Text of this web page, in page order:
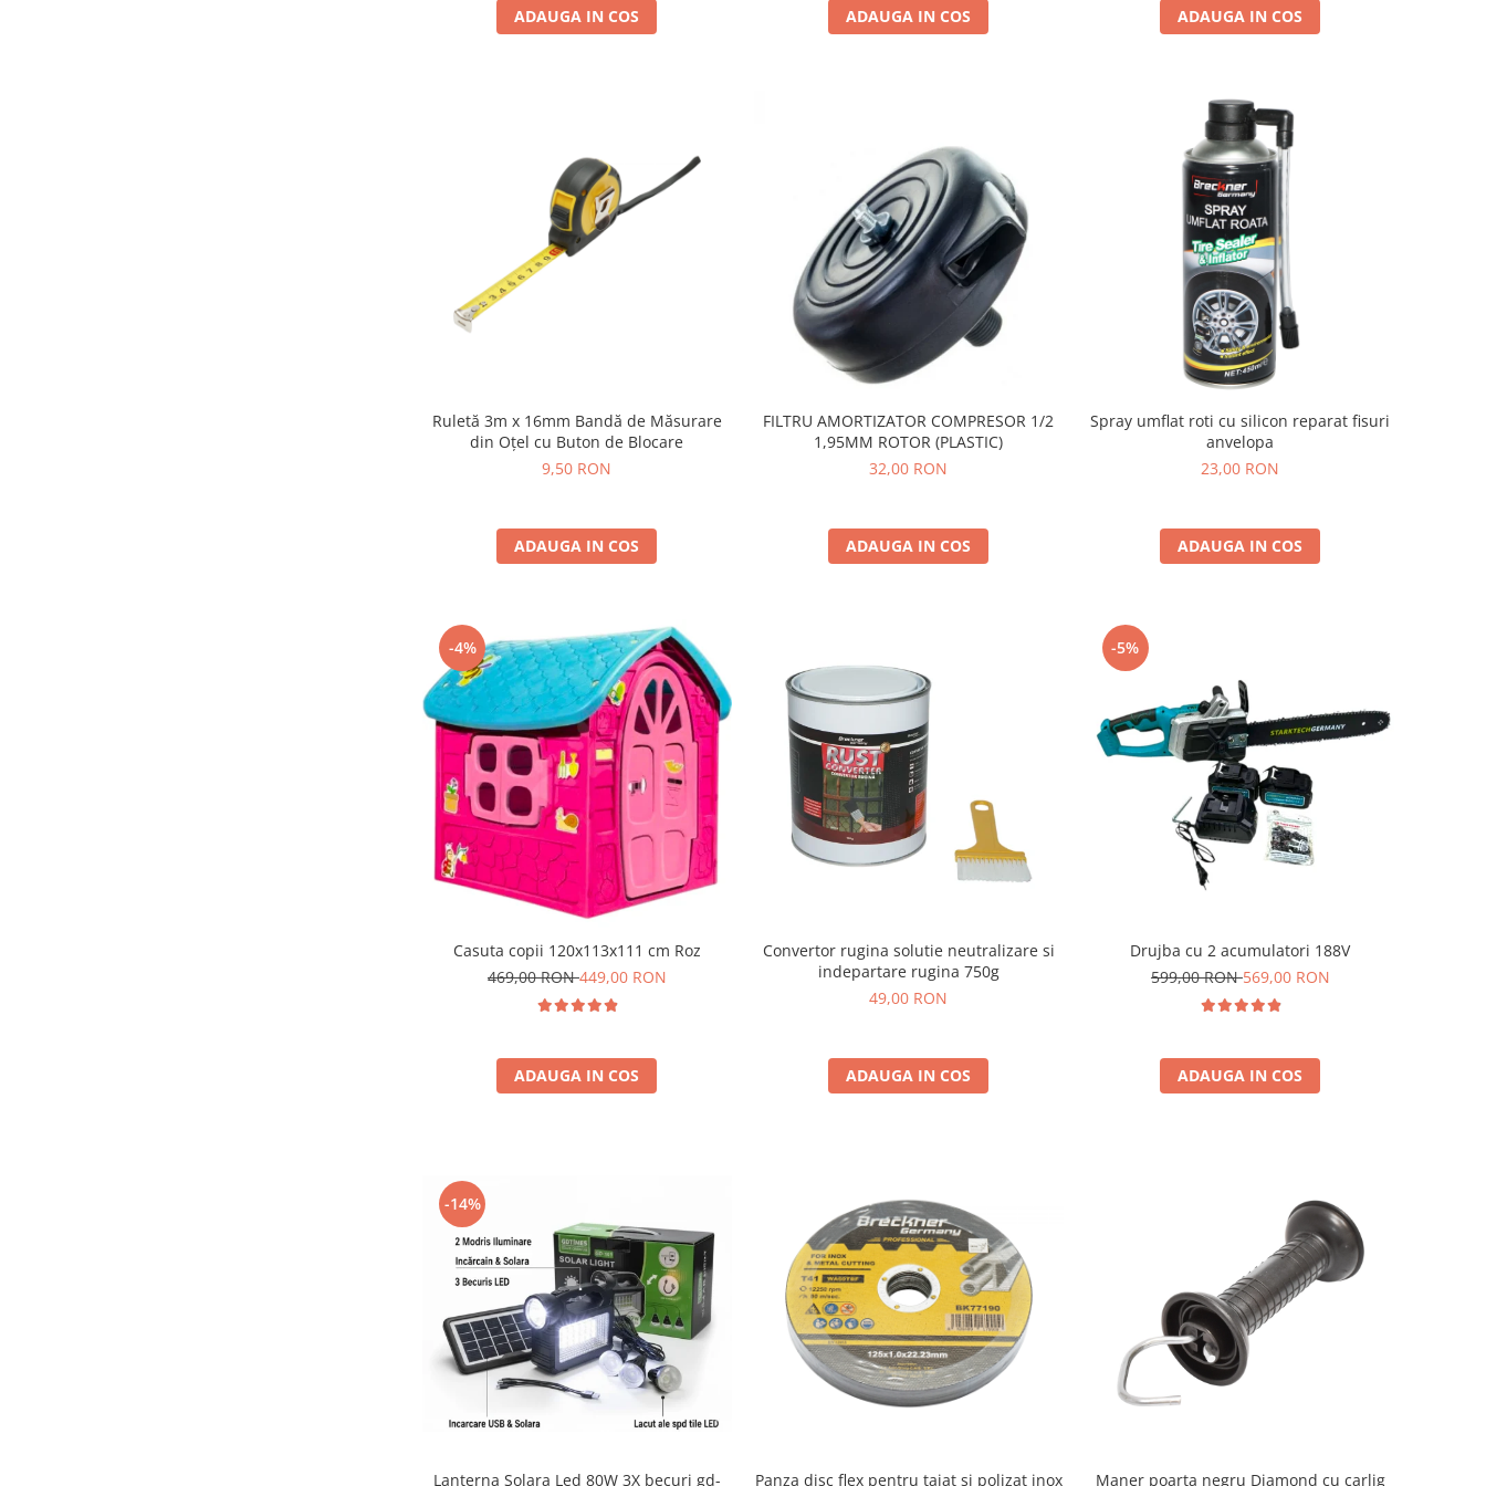
ADAUGA IN COS ADAUGA IN COS ADAUGA IN COS
Ruletă 3m x 16mm Bandă de Măsurare
din Oțel cu Buton de Blocare
9,50 RON
ADAUGA IN COS
FILTRU AMORTIZATOR COMPRESOR 1/2
1,95MM ROTOR (PLASTIC)
32,00 RON
ADAUGA IN COS
Spray umflat roti cu silicon reparat fisuri
anvelopa
23,00 RON
ADAUGA IN COS
-4%
Casuta copii 120x113x111 cm Roz
469,00 RON449,00 RON
ADAUGA IN COS
Convertor rugina solutie neutralizare si
indepartare rugina 750g
49,00 RON
ADAUGA IN COS
-5%
Drujba cu 2 acumulatori 188V
599,00 RON569,00 RON
ADAUGA IN COS
-14%
Lanterna Solara Led 80W 3X becuri gd- Panza disc flex pentru taiat si polizat inox Maner poarta negru Diamond cu carlig